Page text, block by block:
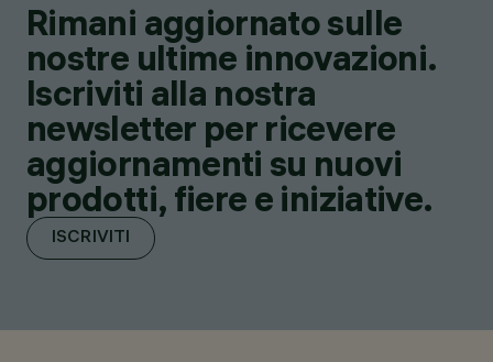
Rimani aggiornato sulle
nostre ultime innovazioni.
Iscriviti alla nostra
newsletter per ricevere
aggiornamenti su nuovi
prodotti, fiere e iniziative.
ISCRIVITI